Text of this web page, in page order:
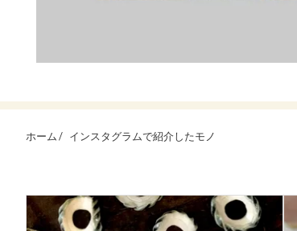
ホーム / インスタグラムで紹介したモノ